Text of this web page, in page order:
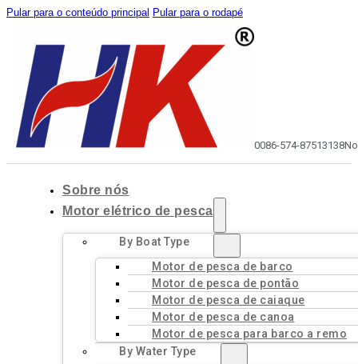
Pular para o conteúdo principal Pular para o rodapé
0086-574-87513138
Sobre nós
Motor elétrico de pesca
By Boat Type
Motor de pesca de barco
Motor de pesca de pontão
Motor de pesca de caiaque
Motor de pesca de canoa
Motor de pesca para barco a remo
By Water Type